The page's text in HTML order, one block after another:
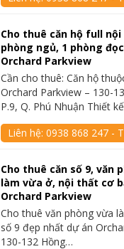
Cho thuê căn hộ full
phòng ngủ, 1 phòng
Orchard Parkview
Cần cho thuê: Căn hộ
Orchard Parkview – 130-
P.9, Q. Phú Nhuận Thiết
Liên hệ:0938 868 247 -
Cho thuê căn số 9, văn
làm vừa ở, nội thất cơ
Orchard Parkview
Cho thuê văn phòng vừa
số 9 đẹp nhất dự án
130-132 Hồng…